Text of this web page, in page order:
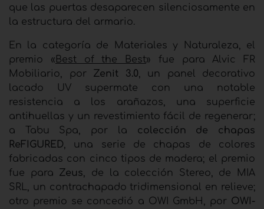
que las puertas desaparecen silenciosamente en
la estructura del armario.
En la categoría de Materiales y Naturaleza, el
premio « Best of the Best» fue para Alvic FR
Mobiliario, por Zenit 3.0, un panel decorativo
lacado UV supermate con una notable
resistencia a los arañazos, una superficie
antihuellas y un revestimiento fácil de regenerar;
a Tabu Spa, por la colección de
chapas
ReFIGURED, una serie de chapas de colores
fabricadas con cinco tipos de madera; el premio
fue para Zeus, de la colección Stereo, de MIA
SRL, un contrachapado tridimensional en relieve;
otro premio se concedió a OWI GmbH, porOWI-